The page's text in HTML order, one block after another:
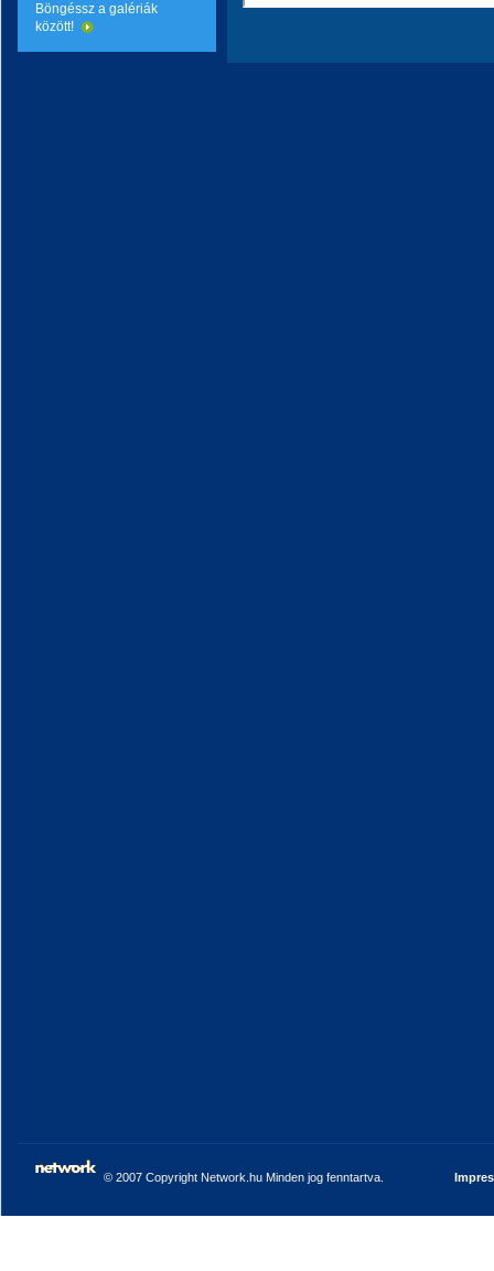
Böngéssz a galériák
között!
© 2007 Copyright Network.hu Minden jog fenntartva.